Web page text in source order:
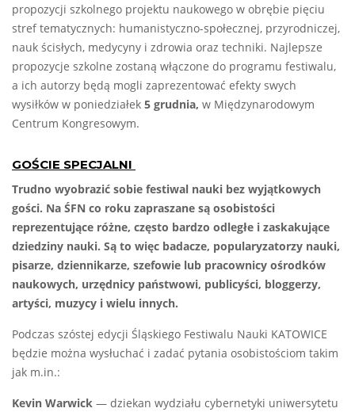
propozycji szkolnego projektu naukowego w obrębie pięciu
stref tematycznych: humanistyczno-społecznej, przyrodniczej,
nauk ścisłych, medycyny i zdrowia oraz techniki. Najlepsze
propozycje szkolne zostaną włączone do programu festiwalu,
a ich autorzy będą mogli zaprezentować efekty swych
wysiłków w poniedziałek 5 grudnia, w Międzynarodowym
Centrum Kongresowym.
GOŚCIE SPECJALNI
Trudno wyobrazić sobie festiwal nauki bez wyjątkowych
gości. Na ŚFN co roku zapraszane są osobistości
reprezentujące różne, często bardzo odległe i zaskakujące
dziedziny nauki. Są to więc badacze, popularyzatorzy nauki,
pisarze, dziennikarze, szefowie lub pracownicy ośrodków
naukowych, urzędnicy państwowi, publicyści, bloggerzy,
artyści, muzycy i wielu innych.
Podczas szóstej edycji Śląskiego Festiwalu Nauki KATOWICE
będzie można wysłuchać i zadać pytania osobistościom takim
jak m.in.:
Kevin Warwick — dziekan wydziału cybernetyki uniwersytetu